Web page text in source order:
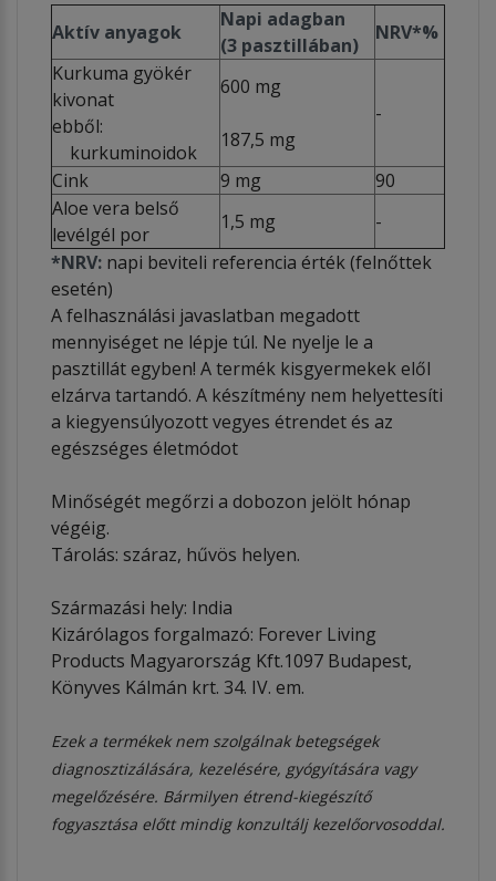
Aktív anyagok
Napi adagban
(3 pasztillában)
NRV*%
Kurkuma gyökér
kivonat
ebből:
kurkuminoidok
600 mg
187,5 mg
-
Cink 9 mg
90
Aloe vera belső
levélgél por
1,5 mg
-
*NRV: napi beviteli referencia érték (felnőttek
esetén)
A felhasználási javaslatban megadott
mennyiséget ne lépje túl. Ne nyelje le a
pasztillát egyben! A termék kisgyermekek elől
elzárva tartandó. A készítmény nem helyettesíti
a kiegyensúlyozott vegyes étrendet és az
egészséges életmódot
Minőségét megőrzi a dobozon jelölt hónap
végéig.
Tárolás: száraz, hűvös helyen.
Származási hely: India
Kizárólagos forgalmazó: Forever Living
Products Magyarország Kft.1097 Budapest,
Könyves Kálmán krt. 34. IV. em.
Ezek a termékek nem szolgálnak betegségek
diagnosztizálására, kezelésére, gyógyítására vagy
megelőzésére. Bármilyen étrend-kiegészítő
fogyasztása előtt mindig konzultálj kezelőorvosoddal.